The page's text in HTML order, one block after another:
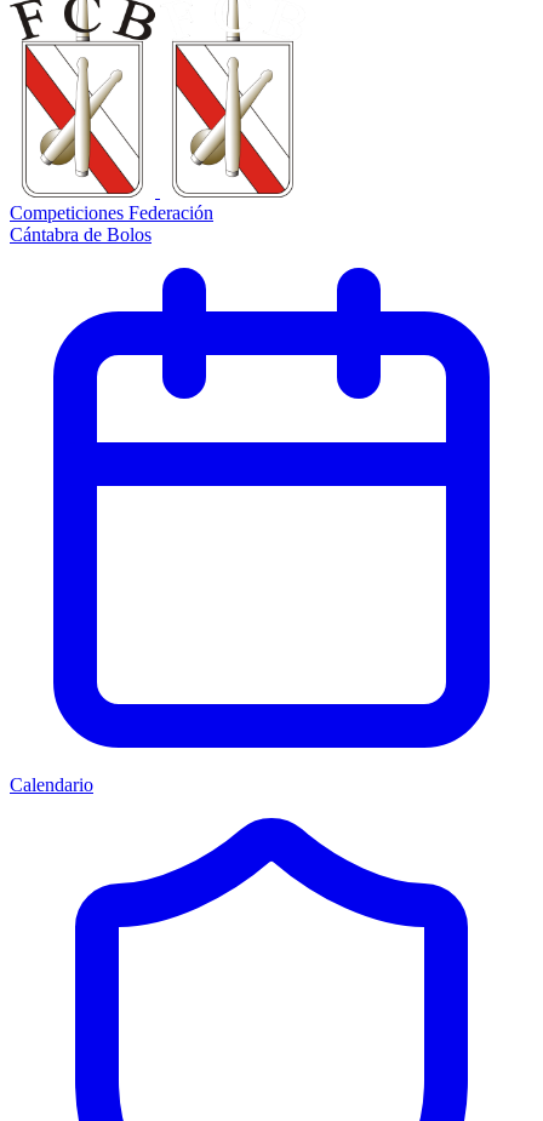
Competiciones Federación
Cántabra de Bolos
Calendario